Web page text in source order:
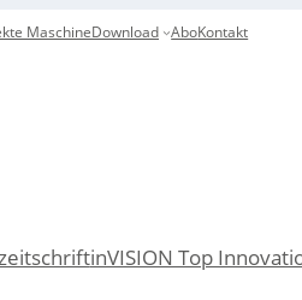
MaschineDownload AboKontakt
inVISION Top